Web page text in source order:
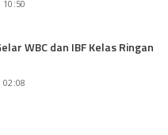
WBC dan IBF Kelas Ringan